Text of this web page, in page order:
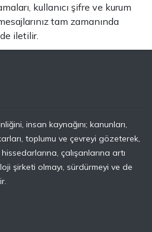
kullanıcı şifre ve kurum
tam zamanında
iletilir.
insan kaynağını; kanunları,
toplumu ve çevreyi gözeterek,
çalışanlarına artı
şirketi olmayı, sürdürmeyi ve de